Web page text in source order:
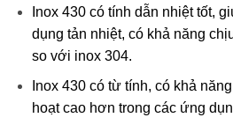
Inox 430 có tính dẫn nhiệt tốt,
dụng tản nhiệt, có khả năng
so với inox 304.
Inox 430 có từ tính, có khả
hoạt cao hơn trong các ứng